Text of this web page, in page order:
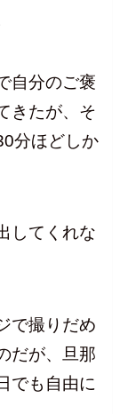
自分のご褒
きたが、そ
分ほどしか
してくれな
で撮りだめ
だが、旦那
でも自由に